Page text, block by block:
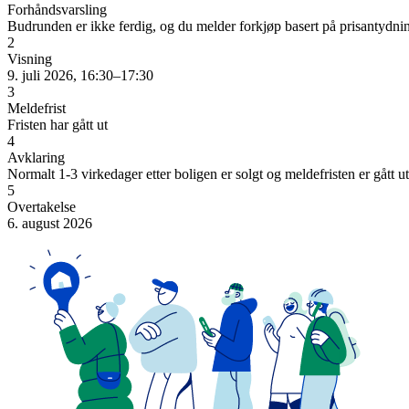
Forhåndsvarsling
Budrunden er ikke ferdig, og du melder forkjøp basert på
2
Visning
9. juli 2026, 16:30–17:30
3
Meldefrist
Fristen har gått ut
4
Avklaring
Normalt 1-3 virkedager etter boligen er solgt og meldefristen er gått ut
5
Overtakelse
6. august 2026